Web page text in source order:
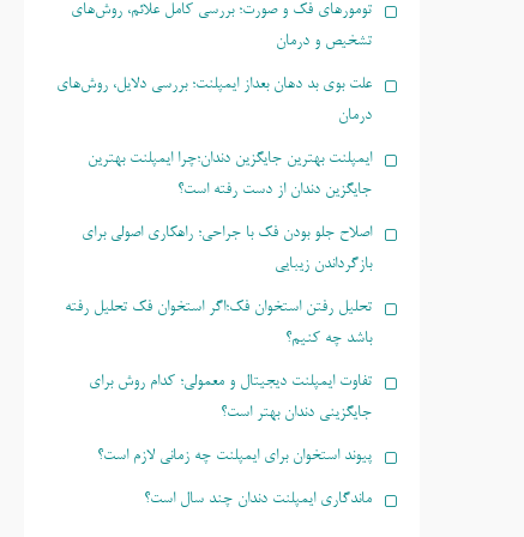
تومورهای فک و صورت؛ بررسی کامل علائم، روش‌های
تشخیص و درمان
علت بوی بد دهان بعداز ایمپلنت؛ بررسی دلایل، روش‌های
درمان
ایمپلنت بهترین جایگزین دندان؛چرا ایمپلنت بهترین
جایگزین دندان از دست رفته است؟
اصلاح جلو بودن فک با جراحی؛ راهکاری اصولی برای
بازگرداندن زیبایی
تحلیل رفتن استخوان فک؛اگر استخوان فک تحلیل رفته
باشد چه کنیم؟
تفاوت ایمپلنت دیجیتال و معمولی؛ کدام روش برای
جایگزینی دندان بهتر است؟
پیوند استخوان برای ایمپلنت چه زمانی لازم است؟
ماندگاری ایمپلنت دندان چند سال است؟